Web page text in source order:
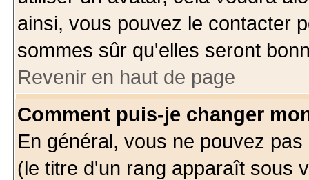
ainsi, vous pouvez le contacter
sommes sûr qu'elles seront
Revenir en haut de page
Comment puis-je changer
En général, vous ne pouvez
(le titre d'un rang apparaît sous